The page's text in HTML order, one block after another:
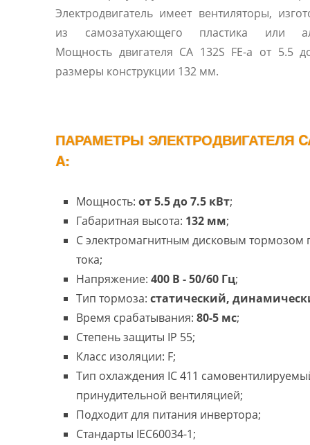
Электродвигатель имеет вентиляторы,
из самозатухающего пластика или
Мощность двигателя CA 132S FE-a от 5.5 до 7.5 кВт,
размеры конструкции 132 мм.
ПАРАМЕТРЫ ЭЛЕКТРОДВИГАТЕЛЯ
A:
Мощность: от 5.5 до 7.5 кВт;
Габаритная высота: 132 мм;
С электромагнитным дисковым тормозом
тока;
Напряжение: 400 В - 50/60 Гц;
Тип тормоза: статический,
Время срабатывания: 80-5 мс;
Степень защиты IP 55;
Класс изоляции: F;
Тип охлаждения IC 411
принудительной вентиляцией;
Подходит для питания инвертора;
Стандарты IEC60034-1;